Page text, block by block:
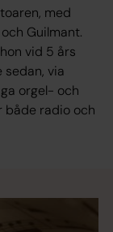
med
Guilmant.
vid 5 års
via
orgel- och
både radio och